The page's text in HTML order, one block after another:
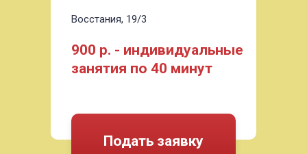
900 р. - индивидуальные
занятия по 40 минут
Восстания, 19/3
Подать заявку